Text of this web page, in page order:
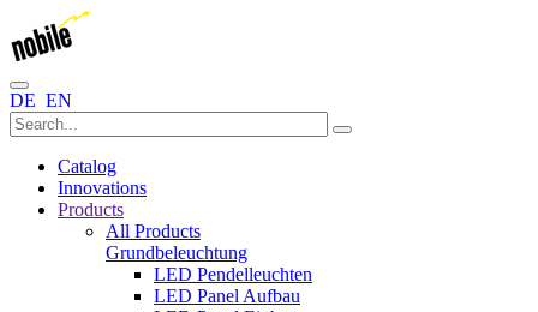
DE EN
Catalog
Innovations
Products
All Products
Grundbeleuchtung
LED Pendelleuchten
LED Panel Aufbau